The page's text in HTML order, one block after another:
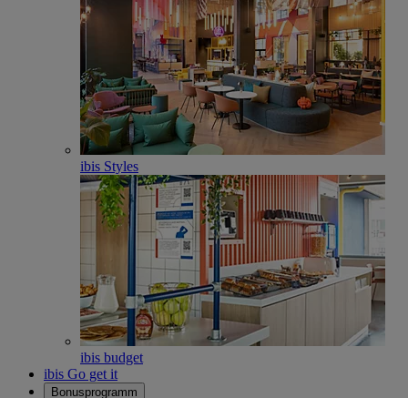
ibis Styles
ibis budget
ibis Go get it
Bonusprogramm